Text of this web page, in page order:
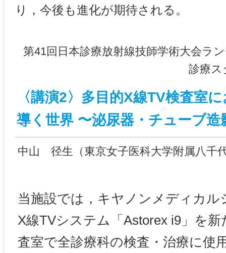
り，今後も進化が期待される。
第41回日本診療放射線技師学術大会
診療ス
〈講演2〉多目的X線TV検査室
導く世界 〜泌尿器・チューブ
中山 径生（東京女子医科大学附属八千
当施設では，キヤノンメディカ
X線TVシステム「Astorex i9」を
査室で全診療科の検査・治療に使